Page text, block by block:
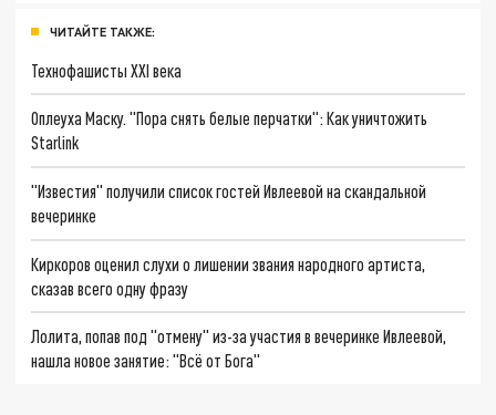
ЧИТАЙТЕ ТАКЖЕ:
Технофашисты XXI века
Оплеуха Маску. "Пора снять белые перчатки": Как уничтожить
Starlink
"Известия" получили список гостей Ивлеевой на скандальной
вечеринке
Киркоров оценил слухи о лишении звания народного артиста,
сказав всего одну фразу
Лолита, попав под "отмену" из-за участия в вечеринке Ивлеевой,
нашла новое занятие: "Всё от Бога"